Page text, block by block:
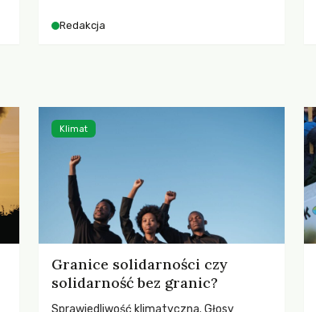
pełną mobilizację, ponieważ projekt
Polsce.
Redakcja
Granice solidarności czy
solidarność bez granic?
Sprawiedliwość klimatyczna. Głosy
Klimat